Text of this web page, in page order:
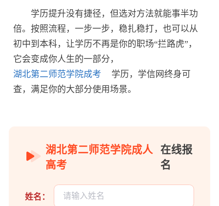
学历提升没有捷径，但选对方法就能事半功
倍。按照流程，一步一步，稳扎稳打，也可以从
初中到本科，让学历不再是你的职场“拦路虎”，
它会变成你人生的一部分，
湖北第二师范学院成考
学历，学信网终身可
查，满足你的大部分使用场景。
湖北第二师范学院成人
高考
在线报
名
姓名：